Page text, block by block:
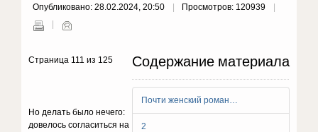
Опубликовано: 28.02.2024, 20:50 Просмотров: 120939
Содержание материала
Почти женский роман…
2
Страница 111 из 125
Но делать было нечего:
довелось согласиться на